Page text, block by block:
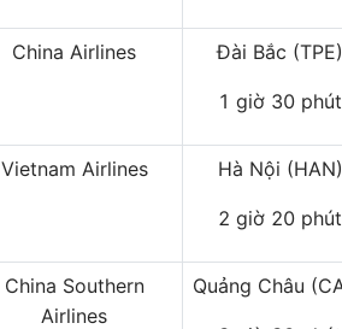
China Airlines Đài Bắc (TPE)
1 giờ 30 phút
Vietnam Airlines Hà Nội (HAN)
2 giờ 20 phút
China Southern
Airlines
Quảng Châu